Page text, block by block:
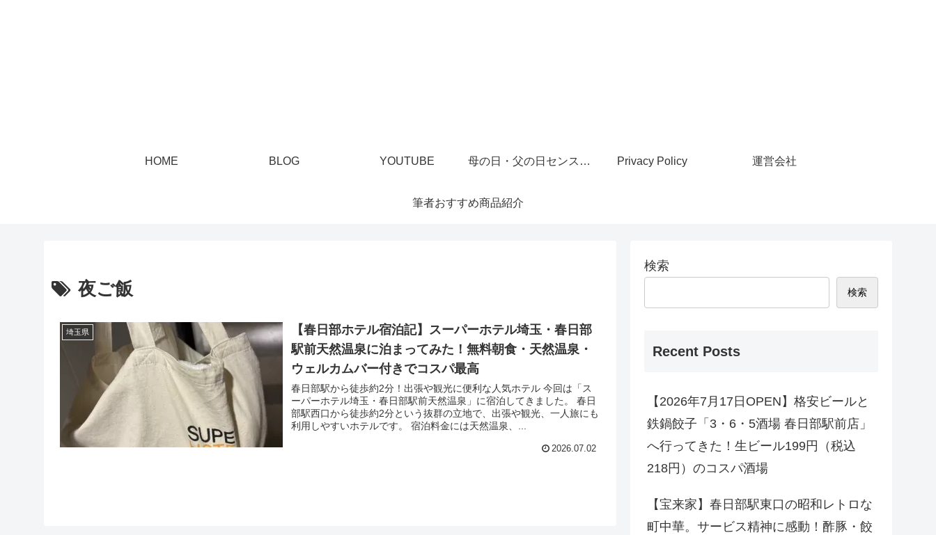
HOME BLOG YOUTUBE 母の日・父の日センスあるプレゼント Privacy Policy 運営会社
筆者おすすめ商品紹介
夜ご飯
埼玉県
【春日部ホテル宿泊記】スーパーホテル埼玉・春日部
駅前天然温泉に泊まってみた！無料朝食・天然温泉・
ウェルカムバー付きでコスパ最高
春日部駅から徒歩約2分！出張や観光に便利な人気ホテル 今回は「ス
ーパーホテル埼玉・春日部駅前天然温泉」に宿泊してきました。 春日
部駅西口から徒歩約2分という抜群の立地で、出張や観光、一人旅にも
利用しやすいホテルです。 宿泊料金には天然温泉、...
2026.07.02
検索
検索
Recent Posts
【2026年7月17日OPEN】格安ビールと
鉄鍋餃子「3・6・5酒場 春日部駅前店」
へ行ってきた！生ビール199円（税込
218円）のコスパ酒場
【宝来家】春日部駅東口の昭和レトロな
町中華。サービス精神に感動！酢豚・餃